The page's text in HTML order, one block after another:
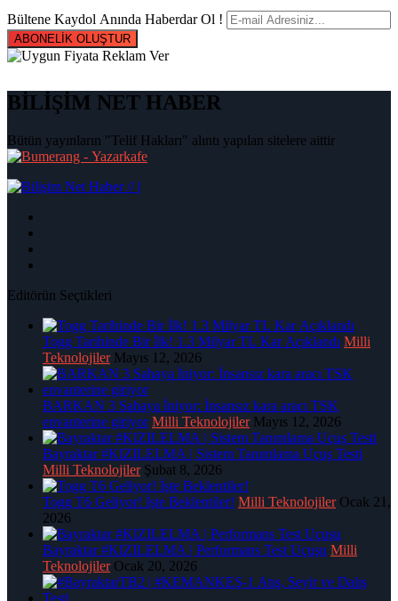
Bültene Kaydol Anında Haberdar Ol !
ABONELİK OLUŞTUR
BİLİŞİM NET HABER
Bütün yayınların "Telif Hakları" alıntı yapılan sitelere aittir
|
Editörün Seçtikleri
Togg Tarihinde Bir İlk! 1.3 Milyar TL Kar Açıklandı Milli
Teknolojiler Mayıs 12, 2026
BARKAN 3 Sahaya İniyor: İnsansız kara aracı TSK
envanterine giriyor Milli Teknolojiler Mayıs 12, 2026
Bayraktar #KIZILELMA | Sistem Tanımlama Uçuş Testi
Milli Teknolojiler Şubat 8, 2026
Togg T6 Geliyor! İşte Beklentiler! Milli Teknolojiler Ocak 21,
2026
Bayraktar #KIZILELMA | Performans Test Uçuşu Milli
Teknolojiler Ocak 20, 2026